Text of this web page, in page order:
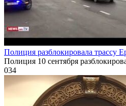
Полиция разблокировала трассу
Полиция 10 сентября
034